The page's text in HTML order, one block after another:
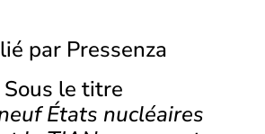
par Pressenza
Sous le titre
États nucléaires